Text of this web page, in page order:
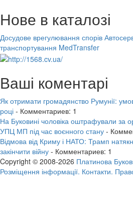
Нове в каталозі
Досудове врегулювання спорів
транспортування MedTransfer
Ваші коментарі
Як отримати громадянство Румунії:
році - Комментариев: 1
На Буковині чоловіка оштрафували за
УПЦ МП під час воєнного стану -
Відмова від Криму і НАТО: Трамп
закінчити війну - Комментариев: 1
Copyright © 2008-2026 Платинова
Розміщення інформації. Контакти.